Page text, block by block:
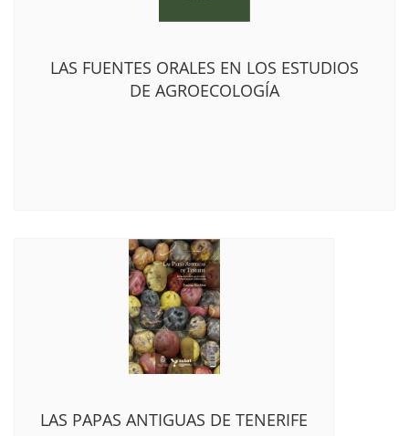
LAS FUENTES ORALES EN LOS ESTUDIOS
DE AGROECOLOGÍA
LAS PAPAS ANTIGUAS DE TENERIFE